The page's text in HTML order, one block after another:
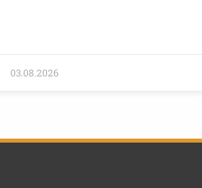
03.08.2026